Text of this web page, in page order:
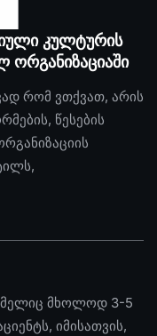
კულტურის
ორგანიზაციაში
რომ ვთქვათ, არის
წესების
მხოლოდ 3-5
იმისათვის,